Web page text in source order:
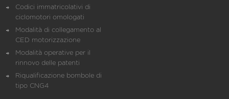
Codici immatricolativi di
ciclomotori omologati
Modalità di collegamento al
CED motorizzazione
Modalità operative per il
rinnovo delle patenti
Riqualificazione bombole di
tipo CNG4